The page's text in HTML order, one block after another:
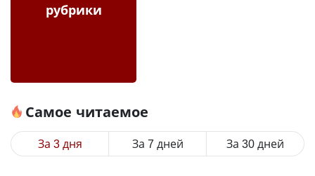
рубрики
Самое читаемое
За 3 дня За 7 дней За 30 дней